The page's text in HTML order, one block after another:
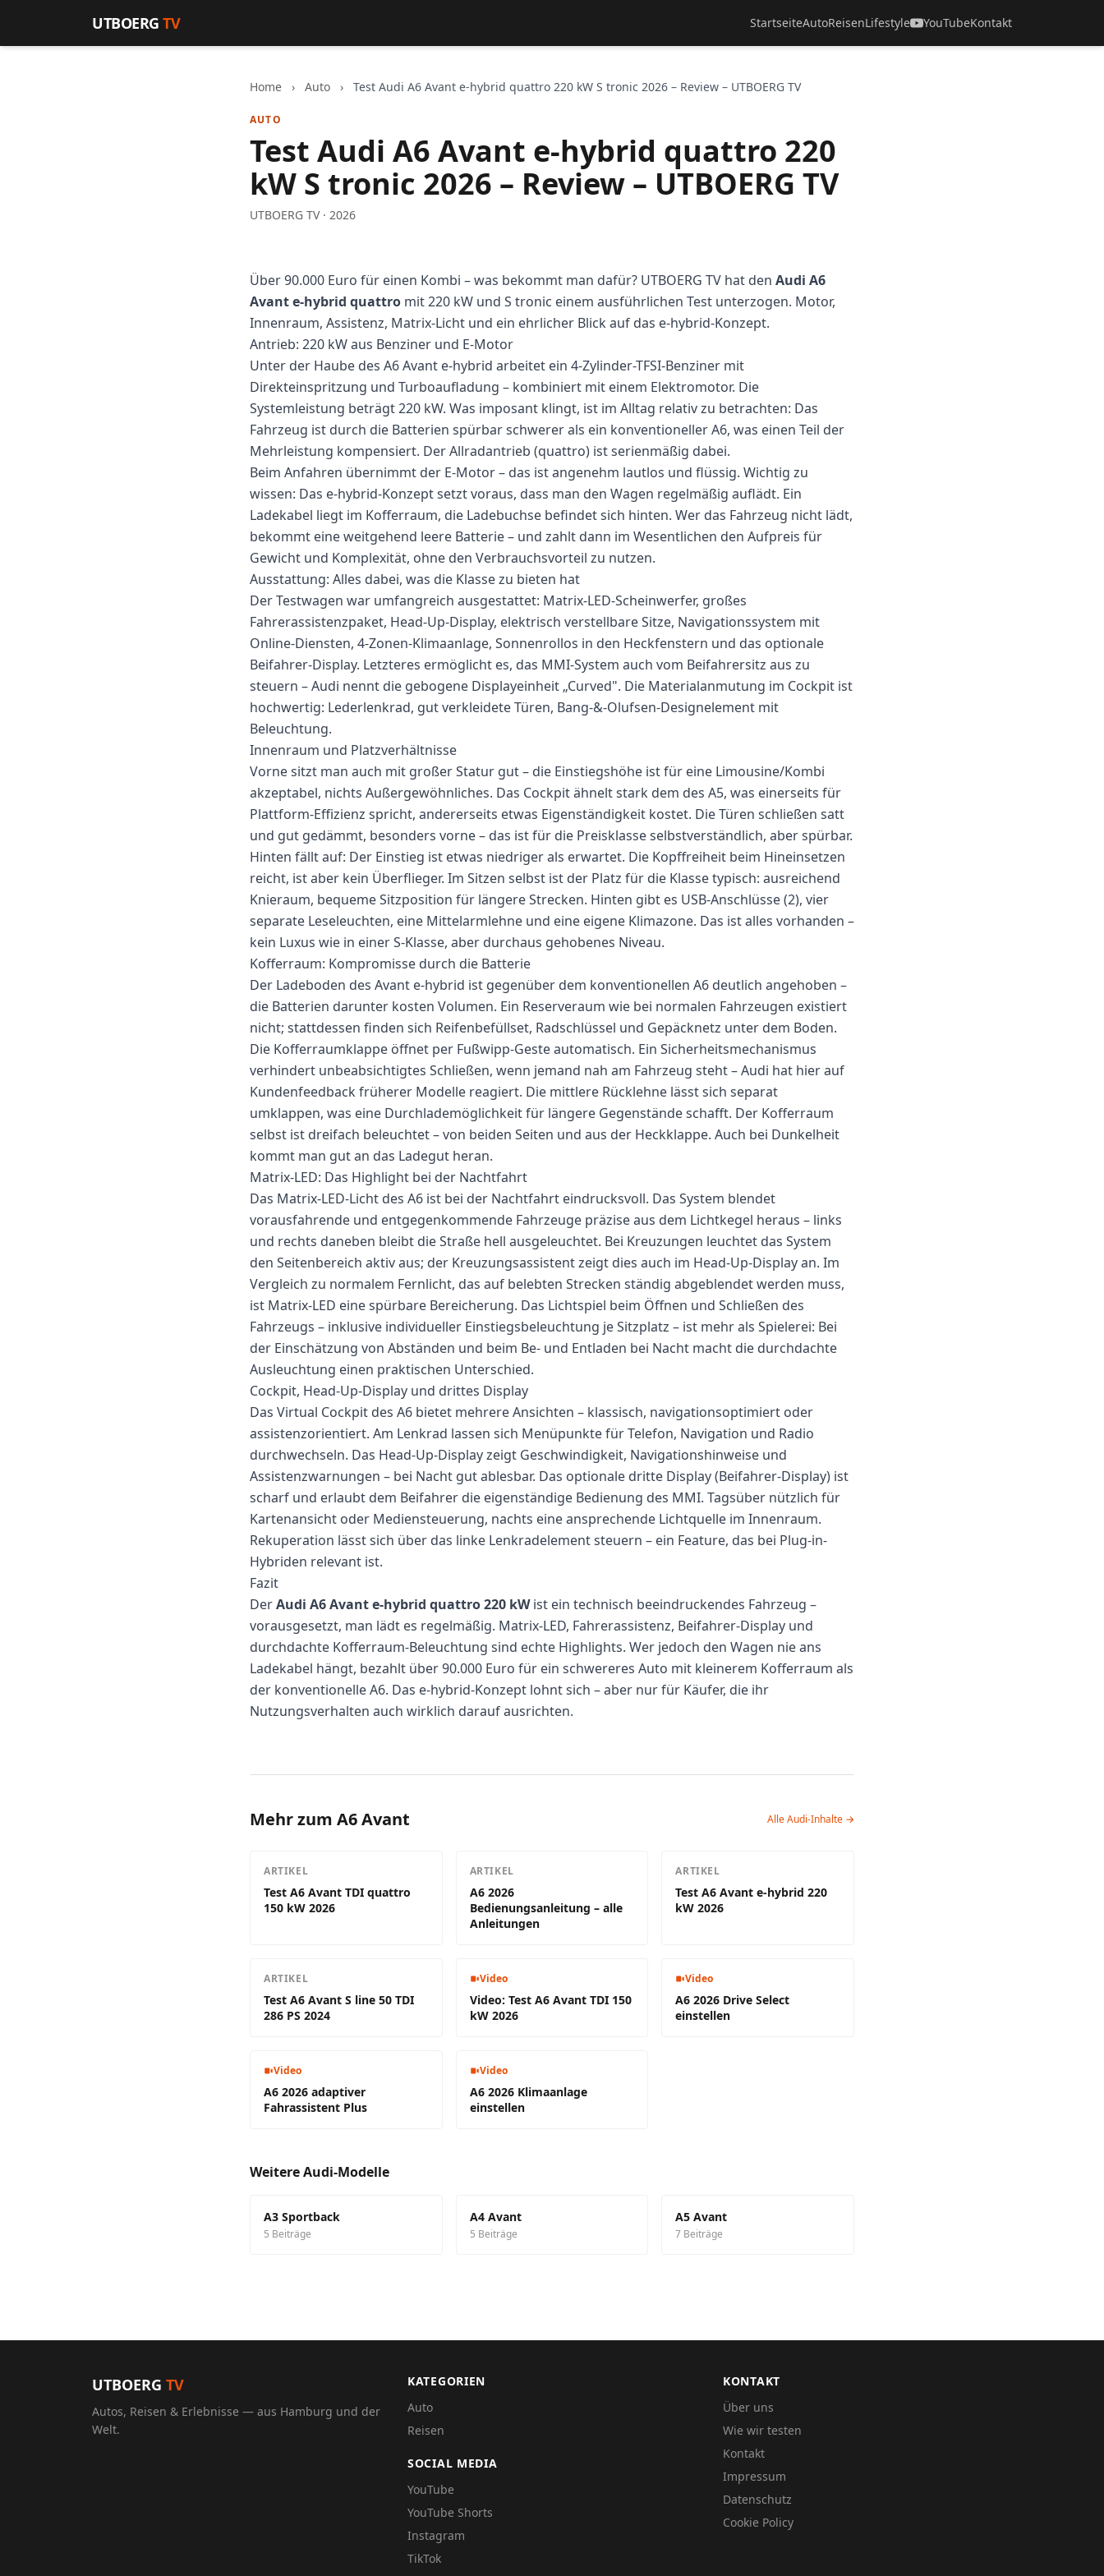
UTBOERGTV StartseiteAutoReisenLifestyle YouTubeKontakt
Home › Auto › Test Audi A6 Avant e-hybrid quattro 220 kW S tronic 2026 – Review – UTBOERG TV
AUTO
Test Audi A6 Avant e-hybrid quattro 220
kW S tronic 2026 – Review – UTBOERG TV
UTBOERG TV · 2026
Über 90.000 Euro für einen Kombi – was bekommt man dafür? UTBOERG TV hat den Audi A6
Avant e-hybrid quattro mit 220 kW und S tronic einem ausführlichen Test unterzogen. Motor,
Innenraum, Assistenz, Matrix-Licht und ein ehrlicher Blick auf das e-hybrid-Konzept.
Antrieb: 220 kW aus Benziner und E-Motor
Unter der Haube des A6 Avant e-hybrid arbeitet ein 4-Zylinder-TFSI-Benziner mit
Direkteinspritzung und Turboaufladung – kombiniert mit einem Elektromotor. Die
Systemleistung beträgt 220 kW. Was imposant klingt, ist im Alltag relativ zu betrachten: Das
Fahrzeug ist durch die Batterien spürbar schwerer als ein konventioneller A6, was einen Teil der
Mehrleistung kompensiert. Der Allradantrieb (quattro) ist serienmäßig dabei.
Beim Anfahren übernimmt der E-Motor – das ist angenehm lautlos und flüssig. Wichtig zu
wissen: Das e-hybrid-Konzept setzt voraus, dass man den Wagen regelmäßig auflädt. Ein
Ladekabel liegt im Kofferraum, die Ladebuchse befindet sich hinten. Wer das Fahrzeug nicht lädt,
bekommt eine weitgehend leere Batterie – und zahlt dann im Wesentlichen den Aufpreis für
Gewicht und Komplexität, ohne den Verbrauchsvorteil zu nutzen.
Ausstattung: Alles dabei, was die Klasse zu bieten hat
Der Testwagen war umfangreich ausgestattet: Matrix-LED-Scheinwerfer, großes
Fahrerassistenzpaket, Head-Up-Display, elektrisch verstellbare Sitze, Navigationssystem mit
Online-Diensten, 4-Zonen-Klimaanlage, Sonnenrollos in den Heckfenstern und das optionale
Beifahrer-Display. Letzteres ermöglicht es, das MMI-System auch vom Beifahrersitz aus zu
steuern – Audi nennt die gebogene Displayeinheit „Curved". Die Materialanmutung im Cockpit ist
hochwertig: Lederlenkrad, gut verkleidete Türen, Bang-&-Olufsen-Designelement mit
Beleuchtung.
Innenraum und Platzverhältnisse
Vorne sitzt man auch mit großer Statur gut – die Einstiegshöhe ist für eine Limousine/Kombi
akzeptabel, nichts Außergewöhnliches. Das Cockpit ähnelt stark dem des A5, was einerseits für
Plattform-Effizienz spricht, andererseits etwas Eigenständigkeit kostet. Die Türen schließen satt
und gut gedämmt, besonders vorne – das ist für die Preisklasse selbstverständlich, aber spürbar.
Hinten fällt auf: Der Einstieg ist etwas niedriger als erwartet. Die Kopffreiheit beim Hineinsetzen
reicht, ist aber kein Überflieger. Im Sitzen selbst ist der Platz für die Klasse typisch: ausreichend
Knieraum, bequeme Sitzposition für längere Strecken. Hinten gibt es USB-Anschlüsse (2), vier
separate Leseleuchten, eine Mittelarmlehne und eine eigene Klimazone. Das ist alles vorhanden –
kein Luxus wie in einer S-Klasse, aber durchaus gehobenes Niveau.
Kofferraum: Kompromisse durch die Batterie
Der Ladeboden des Avant e-hybrid ist gegenüber dem konventionellen A6 deutlich angehoben –
die Batterien darunter kosten Volumen. Ein Reserveraum wie bei normalen Fahrzeugen existiert
nicht; stattdessen finden sich Reifenbefüllset, Radschlüssel und Gepäcknetz unter dem Boden.
Die Kofferraumklappe öffnet per Fußwipp-Geste automatisch. Ein Sicherheitsmechanismus
verhindert unbeabsichtigtes Schließen, wenn jemand nah am Fahrzeug steht – Audi hat hier auf
Kundenfeedback früherer Modelle reagiert. Die mittlere Rücklehne lässt sich separat
umklappen, was eine Durchlademöglichkeit für längere Gegenstände schafft. Der Kofferraum
selbst ist dreifach beleuchtet – von beiden Seiten und aus der Heckklappe. Auch bei Dunkelheit
kommt man gut an das Ladegut heran.
Matrix-LED: Das Highlight bei der Nachtfahrt
Das Matrix-LED-Licht des A6 ist bei der Nachtfahrt eindrucksvoll. Das System blendet
vorausfahrende und entgegenkommende Fahrzeuge präzise aus dem Lichtkegel heraus – links
und rechts daneben bleibt die Straße hell ausgeleuchtet. Bei Kreuzungen leuchtet das System
den Seitenbereich aktiv aus; der Kreuzungsassistent zeigt dies auch im Head-Up-Display an. Im
Vergleich zu normalem Fernlicht, das auf belebten Strecken ständig abgeblendet werden muss,
ist Matrix-LED eine spürbare Bereicherung. Das Lichtspiel beim Öffnen und Schließen des
Fahrzeugs – inklusive individueller Einstiegsbeleuchtung je Sitzplatz – ist mehr als Spielerei: Bei
der Einschätzung von Abständen und beim Be- und Entladen bei Nacht macht die durchdachte
Ausleuchtung einen praktischen Unterschied.
Cockpit, Head-Up-Display und drittes Display
Das Virtual Cockpit des A6 bietet mehrere Ansichten – klassisch, navigationsoptimiert oder
assistenzorientiert. Am Lenkrad lassen sich Menüpunkte für Telefon, Navigation und Radio
durchwechseln. Das Head-Up-Display zeigt Geschwindigkeit, Navigationshinweise und
Assistenzwarnungen – bei Nacht gut ablesbar. Das optionale dritte Display (Beifahrer-Display) ist
scharf und erlaubt dem Beifahrer die eigenständige Bedienung des MMI. Tagsüber nützlich für
Kartenansicht oder Mediensteuerung, nachts eine ansprechende Lichtquelle im Innenraum.
Rekuperation lässt sich über das linke Lenkradelement steuern – ein Feature, das bei Plug-in-
Hybriden relevant ist.
Fazit
DerAudi A6 Avant e-hybrid quattro 220 kWist ein technisch beeindruckendes Fahrzeug –
vorausgesetzt, man lädt es regelmäßig. Matrix-LED, Fahrerassistenz, Beifahrer-Display und
durchdachte Kofferraum-Beleuchtung sind echte Highlights. Wer jedoch den Wagen nie ans
Ladekabel hängt, bezahlt über 90.000 Euro für ein schwereres Auto mit kleinerem Kofferraum als
der konventionelle A6. Das e-hybrid-Konzept lohnt sich – aber nur für Käufer, die ihr
Nutzungsverhalten auch wirklich darauf ausrichten.
Mehr zum A6 Avant Alle Audi-Inhalte →
ARTIKEL
Test A6 Avant TDI quattro
150 kW 2026
ARTIKEL
A6 2026
Bedienungsanleitung – alle
Anleitungen
ARTIKEL
Test A6 Avant e-hybrid 220
kW 2026
ARTIKEL
Test A6 Avant S line 50 TDI
286 PS 2024
Video
Video: Test A6 Avant TDI 150
kW 2026
Video
A6 2026 Drive Select
einstellen
Video
A6 2026 adaptiver
Fahrassistent Plus
Video
A6 2026 Klimaanlage
einstellen
Weitere Audi-Modelle
A3 Sportback
5 Beiträge
A4 Avant
5 Beiträge
A5 Avant
7 Beiträge
UTBOERG TV
Autos, Reisen & Erlebnisse — aus Hamburg und der
Welt.
KATEGORIEN
Auto
Reisen
SOCIAL MEDIA
YouTube
YouTube Shorts
Instagram
TikTok
KONTAKT
Über uns
Wie wir testen
Kontakt
Impressum
Datenschutz
Cookie Policy